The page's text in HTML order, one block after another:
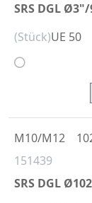
SRS DGL
(Stück)UE 50
151439
SRS DGL
M10/M12